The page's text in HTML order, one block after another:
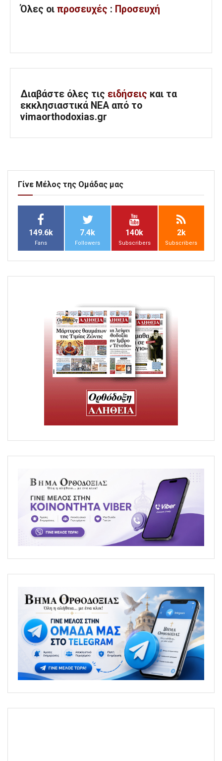
Όλες οι προσευχές : Προσευχή
Διαβάστε όλες τις ειδήσεις και τα
εκκλησιαστικά ΝΕΑ από το
vimaorthodoxias.gr
Γίνε Μέλος της Ομάδας μας
149.6k
Fans
7.4k
Followers
140k
Subscribers
2k
Subscribers